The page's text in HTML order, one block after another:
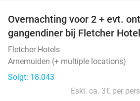
Overnachting voor 2 + evt.
gangendiner bij Fletcher
Fletcher Hotels
Arnemuiden (+ multiple locations)
Solgt: 18.043
Eskl. ca. 3€ per